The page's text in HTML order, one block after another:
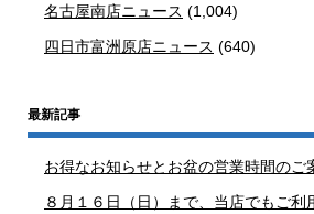
名古屋南店ニュース (1,004)
四日市富洲原店ニュース (640)
最新記事
お得なお知らせとお盆の営業時間のご
８月１６日（日）まで、当店でもご利